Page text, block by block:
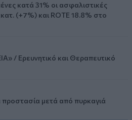
κατά 31% οι ασφαλιστικές
(+7%) και ROTE 18.8% στο
/ Ερευνητικό και Θεραπευτικό
προστασία μετά από πυρκαγιά